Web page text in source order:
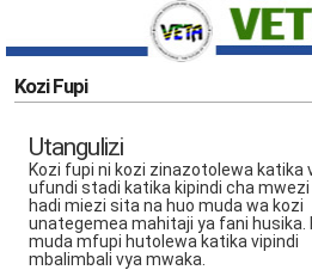
Kozi Fupi
Utangulizi
Kozi fupi ni kozi zinazotolewa katika
ufundi stadi katika kipindi cha
hadi miezi sita na huo muda wa kozi
unategemea mahitaji ya fani husika.
muda mfupi hutolewa katika vipindi
mbalimbali vya mwaka.